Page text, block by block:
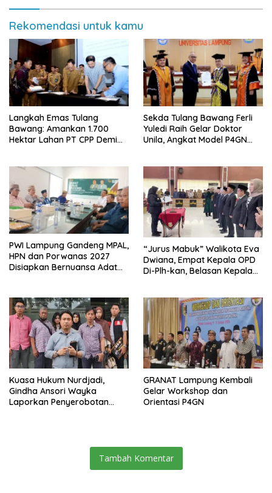
Rekomendasi untuk kamu
Langkah Emas Tulang
Bawang: Amankan 1.700
Hektar Lahan PT CPP Demi
Sekda Tulang Bawang Ferli
Yuledi Raih Gelar Doktor
Unila, Angkat Model P4GN
PWI Lampung Gandeng MPAL,
HPN dan Porwanas 2027
Disiapkan Bernuansa Adat
“Jurus Mabuk” Walikota Eva
Dwiana, Empat Kepala OPD
Di-Plh-kan, Belasan Kepala
Kuasa Hukum Nurdjadi,
Gindha Ansori Wayka
Laporkan Penyerobotan
GRANAT Lampung Kembali
Gelar Workshop dan
Orientasi P4GN
Tambah Komentar